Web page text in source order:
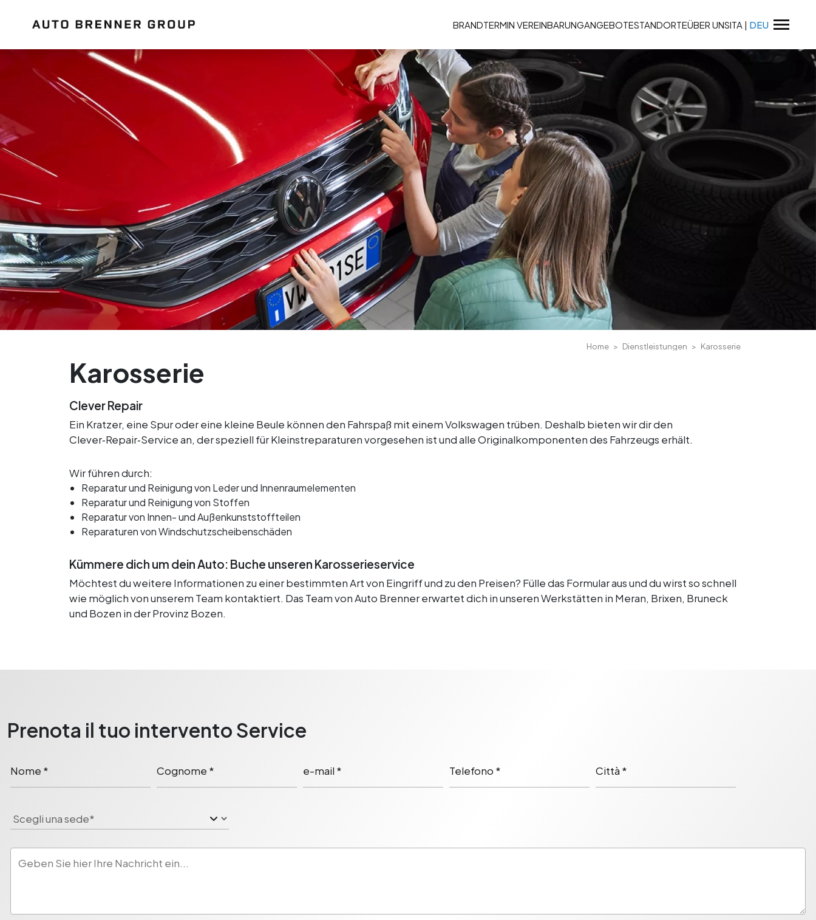
BRANDTERMIN VEREINBARUNGANGEBOTESTANDORTEÜBER UNSITA | DEU
Home Dienstleistungen Karosserie
Karosserie
Clever Repair
Ein Kratzer, eine Spur oder eine kleine Beule können den Fahrspaß mit einem Volkswagen trüben. Deshalb bieten wir dir den
Clever‑Repair‑Service an, der speziell für Kleinstreparaturen vorgesehen ist und alle Originalkomponenten des Fahrzeugs erhält.
Wir führen durch:
Reparatur und Reinigung von Leder und Innenraumelementen
Reparatur und Reinigung von Stoffen
Reparatur von Innen- und Außenkunststoffteilen
Reparaturen von Windschutzscheibenschäden
Kümmere dich um dein Auto: Buche unseren Karosserieservice
Möchtest du weitere Informationen zu einer bestimmten Art von Eingriff und zu den Preisen? Fülle das Formular aus und du wirst so schnell
wie möglich von unserem Team kontaktiert. Das Team von Auto Brenner erwartet dich in unseren Werkstätten in Meran, Brixen, Bruneck
und Bozen in der Provinz Bozen.
Prenota il tuo intervento Service
Nome * Cognome * e-mail * Telefono * Città *